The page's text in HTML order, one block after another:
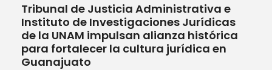
Tribunal de Justicia Administrativa e
Instituto de Investigaciones Jurídicas
de la UNAM impulsan alianza histórica
para fortalecer la cultura jurídica en
Guanajuato